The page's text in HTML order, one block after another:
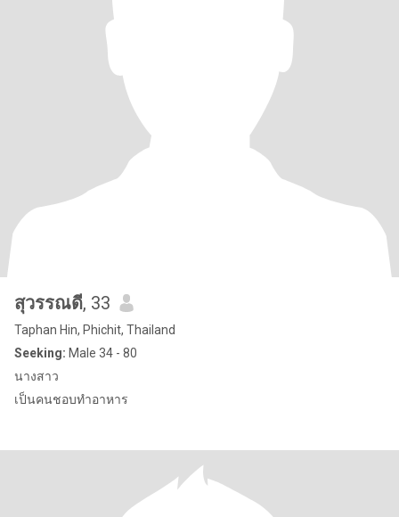
สุวรรณดี, 33
Taphan Hin, Phichit, Thailand
Seeking: Male 34 - 80
นางสาว
เป็นคนชอบทำอาหาร